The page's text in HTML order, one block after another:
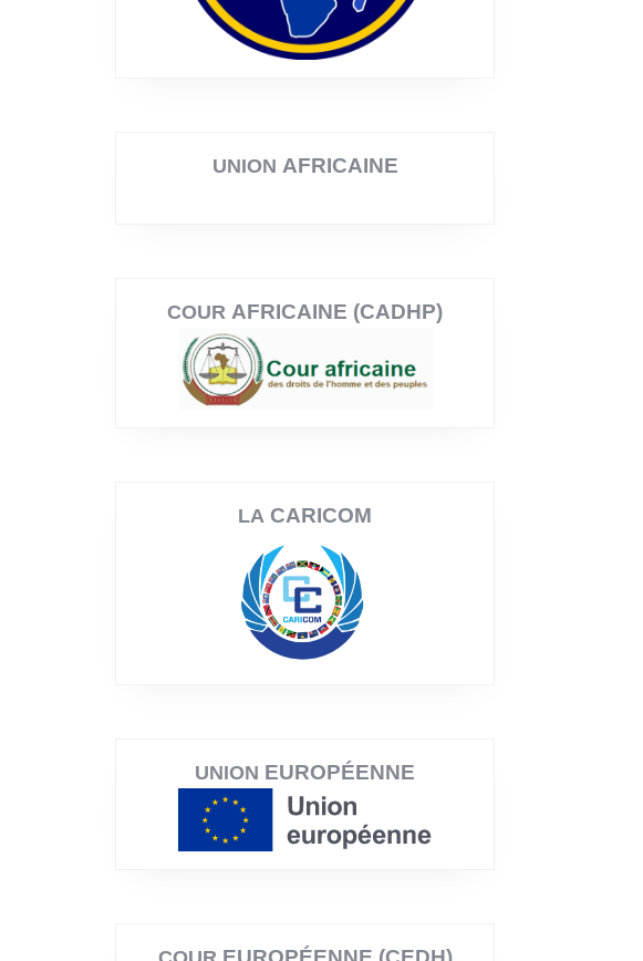
UNION AFRICAINE
COUR AFRICAINE (CADHP)
LACARICOM
UNION EUROPÉENNE